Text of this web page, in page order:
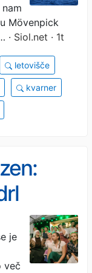
Mövenpick
· Siol.net · 1t
letovišče
kvarner
je
več